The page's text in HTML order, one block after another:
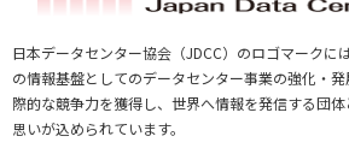
日本データセンター協会（JDCC）のロゴマークに
の情報基盤としてのデータセンター事業の強化・
際的な競争力を獲得し、世界へ情報を発信する団
思いが込められています。